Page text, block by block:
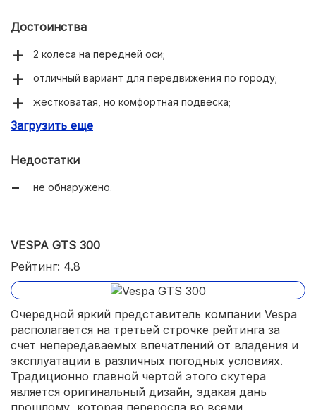
Достоинства
2 колеса на передней оси;
отличный вариант для передвижения по городу;
жестковатая, но комфортная подвеска;
удобные сиденья;
Загрузить еще
Недостатки
не обнаружено.
VESPA GTS 300
Рейтинг: 4.8
Очередной яркий представитель компании Vespa
располагается на третьей строчке рейтинга за
счет непередаваемых впечатлений от владения и
эксплуатации в различных погодных условиях.
Традиционно главной чертой этого скутера
является оригинальный дизайн, эдакая дань
прошлому, которая переросла во всеми